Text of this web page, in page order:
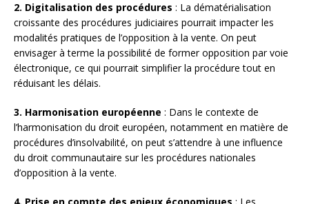
2. Digitalisation des procédures : La dématérialisation
croissante des procédures judiciaires pourrait impacter les
modalités pratiques de l’opposition à la vente. On peut
envisager à terme la possibilité de former opposition par voie
électronique, ce qui pourrait simplifier la procédure tout en
réduisant les délais.
3. Harmonisation européenne : Dans le contexte de
l’harmonisation du droit européen, notamment en matière de
procédures d’insolvabilité, on peut s’attendre à une influence
du droit communautaire sur les procédures nationales
d’opposition à la vente.